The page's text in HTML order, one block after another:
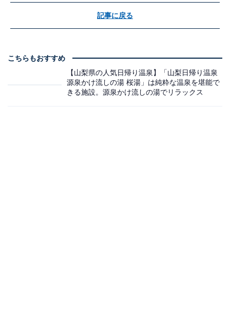
記事に戻る
こちらもおすすめ
【山梨県の人気日帰り温泉】「山梨日帰り温泉
源泉かけ流しの湯 桜湯」は純粋な温泉を堪能で
きる施設。源泉かけ流しの湯でリラックス